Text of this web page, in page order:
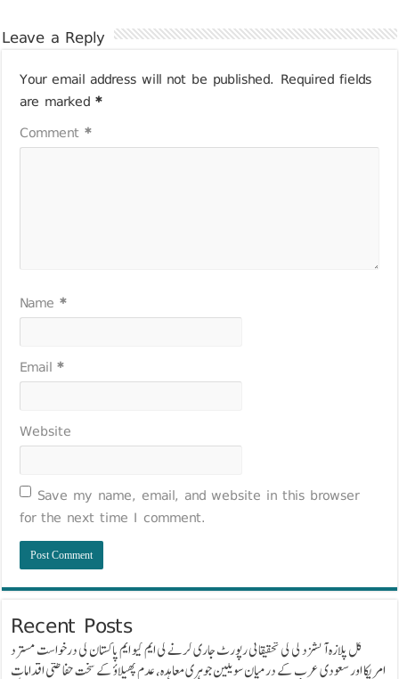
Leave a Reply
Your email address will not be published. Required fields
are marked*
Comment*
Name*
Email*
Website
Save my name, email, and website in this browser
for the next time I comment.
Recent Posts
گل پلازہ آتشزدگی کی تحقیقاتی رپورٹ جاری کرنے کی ایم کیو ایم پاکستان کی درخواست مسترد
امریکا اور سعودی عرب کے درمیان سویلین جوہری معاہدہ، عدم پھیلاؤ کے سخت حفاظتی اقدامات